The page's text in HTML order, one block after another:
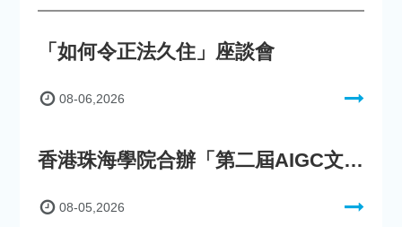
「如何令正法久住」座談會
08-06,2026
香港珠海學院合辦「第二屆AIGC文化數字內容創作比賽」
08-05,2026